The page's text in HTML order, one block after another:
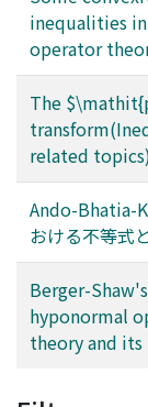
inequalities
operator
The
related
Ando-Bhatia-
おける不等式
Berger-
hyponormal
theory and